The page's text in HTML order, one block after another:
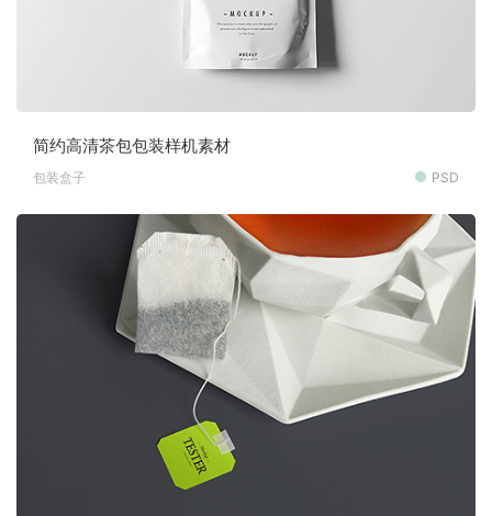
简约高清茶包包装样机素材
包装盒子 PSD